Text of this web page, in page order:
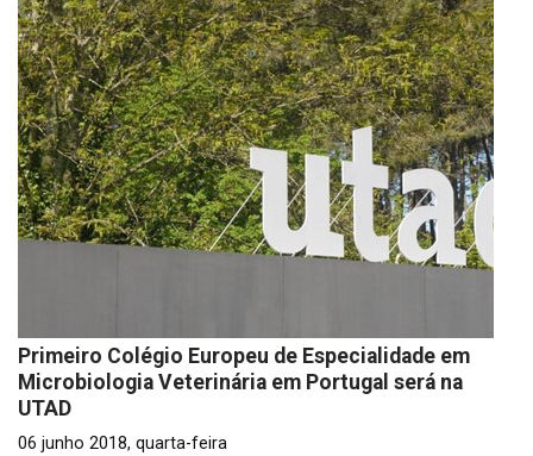
Primeiro Colégio Europeu de Especialidade em
Microbiologia Veterinária em Portugal será na
UTAD
06 junho 2018, quarta-feira